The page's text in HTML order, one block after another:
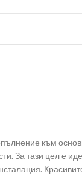
към
За тази цел е